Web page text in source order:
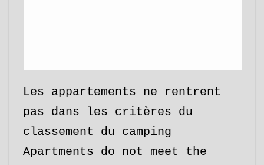
Les appartements ne rentrent
pas dans les critères du
classement du camping
Apartments do not meet the